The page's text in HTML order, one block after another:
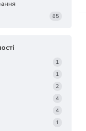
85
1
1
2
4
4
1